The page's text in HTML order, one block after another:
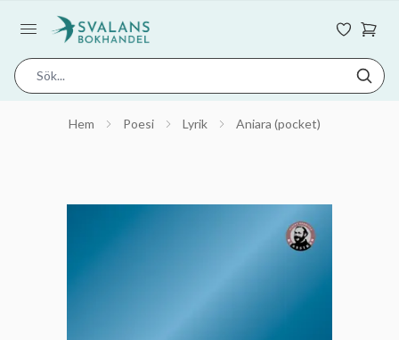
Hem Poesi Lyrik Aniara (pocket)